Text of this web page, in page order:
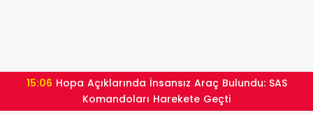
15:06
Komandoları Harekete Geçti